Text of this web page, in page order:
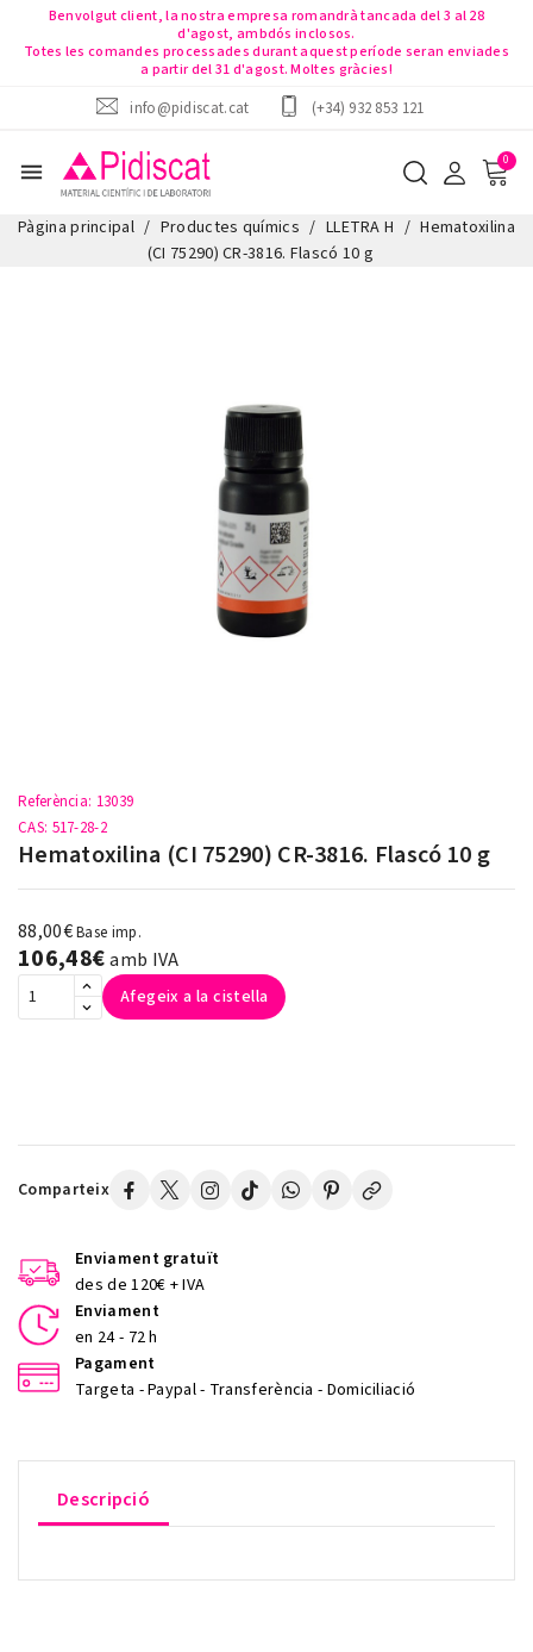
Benvolgut client, la nostra empresa romandrà tancada del 3 al 28
d'agost, ambdós inclosos.
Totes les comandes processades durant aquest període seran enviades
a partir del 31 d'agost. Moltes gràcies!
info@pidiscat.cat
(+34) 932 853 121
menu
Pàgina principal Productes químics LLETRA H
Hematoxilina
(CI 75290) CR-3816. Flascó 10 g
Referència: 13039
CAS: 517-28-2
Hematoxilina (CI 75290) CR-3816. Flascó 10 g
88,00€Base imp.
106,48€amb IVA
Afegeix a la cistella
Comparteix
Enviament gratuït
des de 120€ + IVA
Enviament
en 24 - 72 h
Pagament
Targeta - Paypal - Transferència - Domiciliació
Descripció